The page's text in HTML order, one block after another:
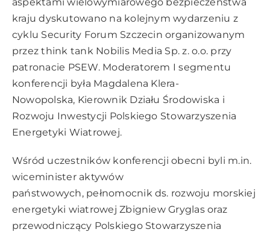
kraju dyskutowano na kolejnym wydarzeniu z
cyklu Security Forum Szczecin organizowanym
przez think tank Nobilis Media Sp. z. o.o. przy
patronacie PSEW. Moderatorem I segmentu
konferencji była Magdalena Klera-
Nowopolska, Kierownik Działu Środowiska i
Rozwoju Inwestycji Polskiego Stowarzyszenia
Energetyki Wiatrowej.
Wśród uczestników konferencji obecni byli m.in.
wiceminister aktywów
państwowych, pełnomocnik ds. rozwoju morskiej
energetyki wiatrowej Zbigniew Gryglas oraz
przewodniczący Polskiego Stowarzyszenia